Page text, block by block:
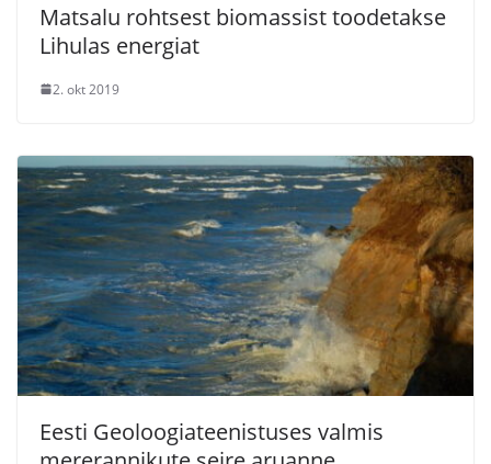
Matsalu rohtsest biomassist toodetakse
Lihulas energiat
2. okt 2019
Eesti Geoloogiateenistuses valmis